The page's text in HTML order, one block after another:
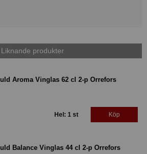
Liknande produkter
Aroma Vinglas 62 cl 2-p Orrefors
Hel: 1 st Köp
Balance Vinglas 44 cl 2-p Orrefors